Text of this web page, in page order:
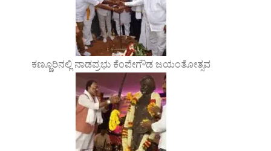
ಕಣ್ಣೂರಿನಲ್ಲಿ ನಾಡಪ್ರಭು ಕೆಂಪೇಗೌಡ ಜಯಂತೋತ್ಸವ